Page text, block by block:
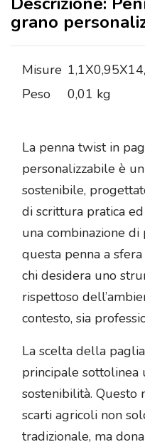
grano
Misure
Peso
0,01 kg
La penna twist in
personalizzabile è
sostenibile,
di scrittura pratica
una combinazione
questa penna a
chi desidera uno
rispettoso
contesto, sia
La scelta della
principale sottolinea
sostenibilità.
scarti agricoli non
tradizionale, ma